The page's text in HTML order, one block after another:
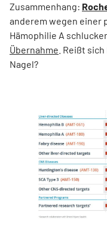
Zusammenhang:
anderem wegen einer
Hämophilie A
Übernahme . Reißt
Nagel?